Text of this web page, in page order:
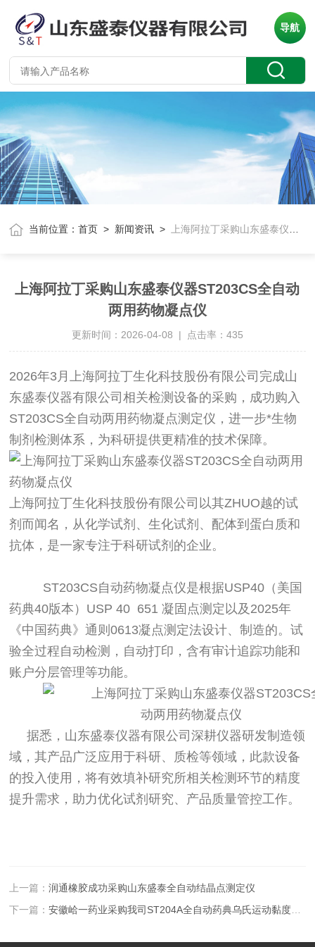
导航
当前位置：首页 > 新闻资讯 > 上海阿拉丁采购山东盛泰仪器ST203CS全自动两用药物凝点仪
上海阿拉丁采购山东盛泰仪器ST203CS全自动
两用药物凝点仪
更新时间：2026-04-08 | 点击率：435
2026年3月上海阿拉丁生化科技股份有限公司完成山
东盛泰仪器有限公司相关检测设备的采购，成功购入
ST203CS全自动两用药物凝点测定仪，进一步*生物
制剂检测体系，为科研提供更精准的技术保障。
上海阿拉丁生化科技股份有限公司 以其ZHUO越的试
剂而闻名，从化学试剂、生化试剂、配体到蛋白质和
抗体， 是一家专注于科研试剂的企业。
ST203CS自动药物凝点仪是根据USP40（美国
药典40版本）USP 40 651 凝固点测定以及2025年
《中国药典》通则0613凝点测定法设计、制造的。试
验全过程自动检测，自动打印，含有审计追踪功能和
账户分层管理等功能。
据悉，山东盛泰仪器有限公司深耕仪器研发制造领
域，其产品广泛应用于科研、质检等领域，此款设备
的投入使用，将有效填补研究所相关检测环节的精度
提升需求，助力优化试剂研究、产品质量管控工作。
上一篇：润通橡胶成功采购山东盛泰全自动结晶点测定仪
下一篇：安徽峆一药业采购我司ST204A全自动药典乌氏运动黏度试验仪